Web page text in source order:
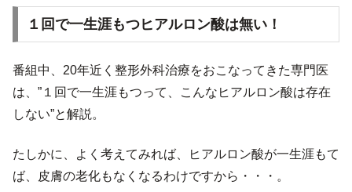
１回で一生涯もつヒアルロン酸は無い！
番組中、20年近く整形外科治療をおこなってきた専門医
は、”１回で一生涯もつって、こんなヒアルロン酸は存在
しない”と解説。
たしかに、よく考えてみれば、ヒアルロン酸が一生涯もて
ば、皮膚の老化もなくなるわけですから・・・。